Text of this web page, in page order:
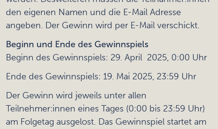
den eigenen Namen und die E-Mail Adresse
angeben. Der Gewinn wird per E-Mail verschickt.
Beginn und Ende des Gewinnspiels
Beginn des Gewinnspiels: 29. April 2025, 0:00 Uhr
Ende des Gewinnspiels: 19. Mai 2025, 23:59 Uhr
Der Gewinn wird jeweils unter allen
Teilnehmer:innen eines Tages (0:00 bis 23:59 Uhr)
am Folgetag ausgelost. Das Gewinnspiel startet am